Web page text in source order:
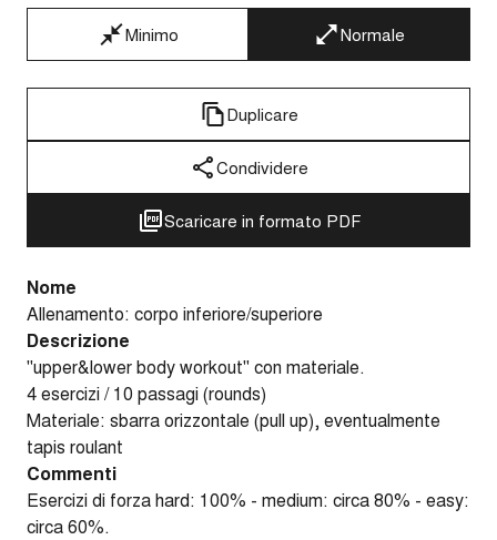
Minimo Normale
Duplicare
Condividere
Scaricare in formato PDF
Nome
Allenamento: corpo inferiore/superiore
Descrizione
"upper&lower body workout" con materiale.
4 esercizi / 10 passagi (rounds)
Materiale: sbarra orizzontale (pull up), eventualmente
tapis roulant
Commenti
Esercizi di forza hard: 100% - medium: circa 80% - easy:
circa 60%.